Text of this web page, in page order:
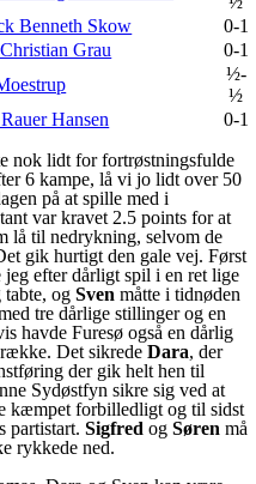
Benneth Skow
0-1
Grau
0-1
½-
½
Hansen
0-1
nok lidt for fortrøstningsfulde
6 kampe, lå vi jo lidt over 50
på at spille med i
var kravet 2.5 points for at
lå til nedrykning, selvom de
gik hurtigt den gale vej. Først
jeg efter dårligt spil i en ret lige
tabte, og Sven måtte i tidnøden
tre dårlige stillinger og en
havde Furesø også en dårlig
Det sikrede Dara, der
der gik helt hen til
Sydøstfyn sikre sig ved at
kæmpet forbilledligt og til sidst
partistart. Sigfred og Søren må
rykkede ned.